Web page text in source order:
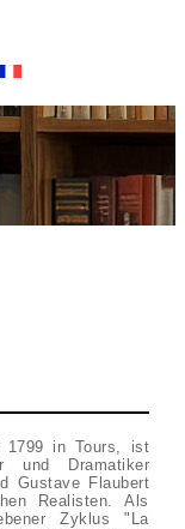
1799 in Tours, ist
und Dramatiker
Gustave Flaubert
Realisten. Als
Zyklus "La